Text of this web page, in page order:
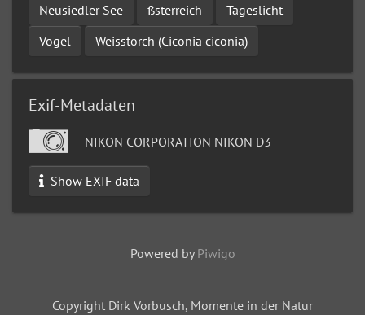
Neusiedler See
ßsterreich
Tageslicht
Vogel
Weisstorch (Ciconia ciconia)
Exif-Metadaten
NIKON CORPORATION NIKON D3
Show EXIF data
Powered by Piwigo
Copyright Dirk Vorbusch, Momente in der Natur